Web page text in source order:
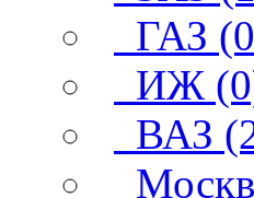
ГАЗ
ИЖ
ВАЗ